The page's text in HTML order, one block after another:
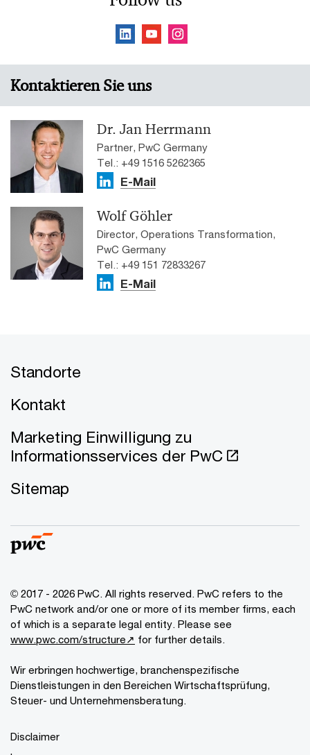
Kontaktieren Sie uns
Dr. Jan Herrmann
Partner, PwC Germany
Tel.: +49 1516 5262365
E-Mail
Wolf Göhler
Director, Operations Transformation,
PwC Germany
Tel.: +49 151 72833267
E-Mail
Standorte
Kontakt
Marketing Einwilligung zu
Informationsservices der PwC
Sitemap
© 2017 - 2026 PwC. All rights reserved. PwC refers to the
PwC network and/or one or more of its member firms, each
of which is a separate legal entity. Please see
www.pwc.com/structure↗ for further details.
Wir erbringen hochwertige, branchenspezifische
Dienstleistungen in den Bereichen Wirtschaftsprüfung,
Steuer- und Unternehmensberatung.
Disclaimer